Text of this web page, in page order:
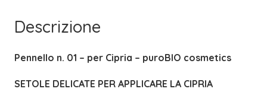
Descrizione
Pennello n. 01 – per Cipria – puroBIO cosmetics
SETOLE DELICATE PER APPLICARE LA CIPRIA